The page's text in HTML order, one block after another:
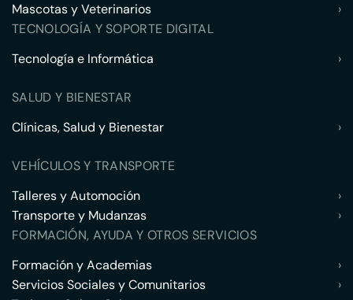
Mascotas y Veterinarios
›
TECNOLOGÍA Y SOPORTE DIGITAL
Tecnología e Informática
›
SALUD Y BIENESTAR
Clínicas, Salud y Bienestar
›
VEHÍCULOS Y TRANSPORTE
Talleres y Automoción
›
Transporte y Mudanzas
›
FORMACIÓN, AYUDA Y OTROS SERVICIOS
Formación y Academias
›
Servicios Sociales y Comunitarios
›